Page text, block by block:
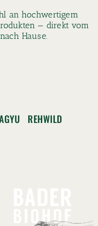
an hochwertigem
— direkt vom
Hause.
REHWILD